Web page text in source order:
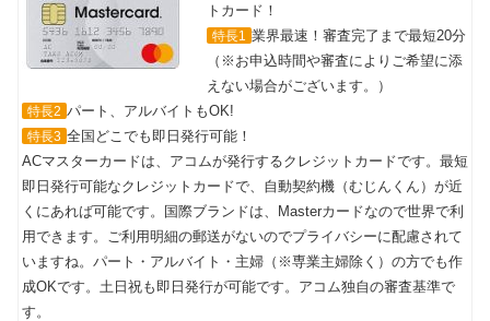
トカード！
特長1 業界最速！審査完了まで最短20分
（※お申込時間や審査によりご希望に添
えない場合がございます。）
特長2 パート、アルバイトもOK!
特長3 全国どこでも即日発行可能！
ACマスターカードは、アコムが発行するクレジットカードです。最短
即日発行可能なクレジットカードで、自動契約機（むじんくん）が近
くにあれば可能です。国際ブランドは、Masterカードなので世界で利
用できます。ご利用明細の郵送がないのでプライバシーに配慮されて
いますね。パート・アルバイト・主婦（※専業主婦除く）の方でも作
成OKです。土日祝も即日発行が可能です。アコム独自の審査基準で
す。